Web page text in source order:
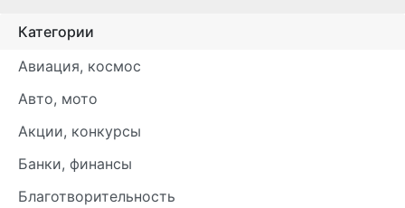
Категории
Авиация, космос
Авто, мото
Акции, конкурсы
Банки, финансы
Благотворительность